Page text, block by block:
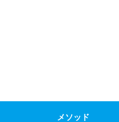
メソッド